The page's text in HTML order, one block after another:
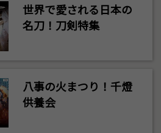
世界で愛される日本の
名刀！刀剣特集
八事の火まつり！千燈
供養会